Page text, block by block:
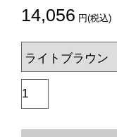
14,056 円(税込)